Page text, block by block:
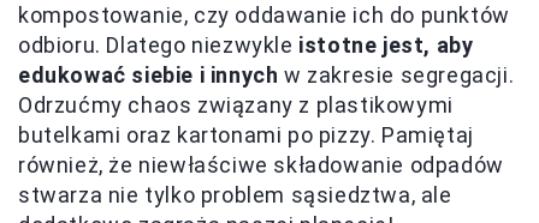
kompostowanie, czy oddawanie ich do punktów
odbioru. Dlatego niezwykle istotne jest, aby
edukować siebie i innych w zakresie segregacji.
Odrzućmy chaos związany z plastikowymi
butelkami oraz kartonami po pizzy. Pamiętaj
również, że niewłaściwe składowanie odpadów
stwarza nie tylko problem sąsiedztwa, ale